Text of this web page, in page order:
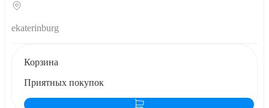
ekaterinburg
Корзина
Приятных покупок